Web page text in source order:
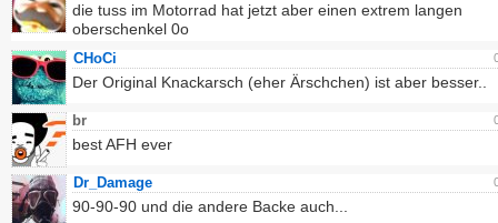
die tuss im Motorrad hat jetzt aber einen extrem langen
oberschenkel 0o
CHoCi
Der Original Knackarsch (eher Ärschchen) ist aber besser..
br
best AFH ever
Dr_Damage
90-90-90 und die andere Backe auch...